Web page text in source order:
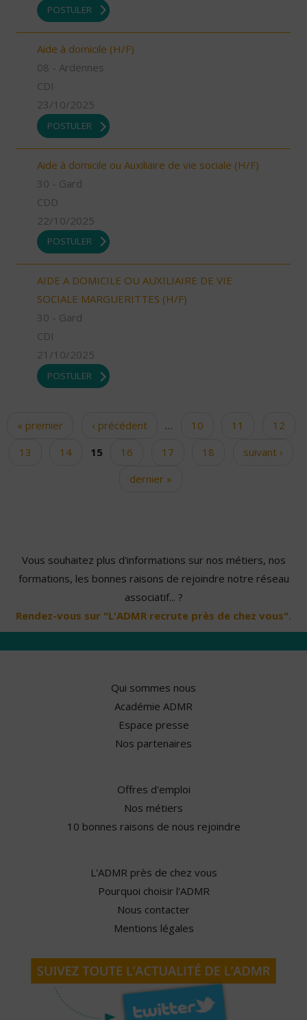
POSTULER
Aide à domicile (H/F)
08 - Ardennes
CDI
23/10/2025
POSTULER
Aide à domicile ou Auxiliaire de vie sociale (H/F)
30 - Gard
CDD
22/10/2025
POSTULER
AIDE A DOMICILE OU AUXILIAIRE DE VIE
SOCIALE MARGUERITTES (H/F)
30 - Gard
CDI
21/10/2025
POSTULER
Pages
« premier ‹ précédent … 10 11
12
13
14 15 16 17 18
suivant ›
dernier »
Vous souhaitez plus d'informations sur nos métiers, nos
formations, les bonnes raisons de rejoindre notre réseau
associatif... ?
Rendez-vous sur "L'ADMR recrute près de chez vous".
Qui sommes nous
Académie ADMR
Espace presse
Nos partenaires
Offres d'emploi
Nos métiers
10 bonnes raisons de nous rejoindre
L'ADMR près de chez vous
Pourquoi choisir l'ADMR
Nous contacter
Mentions légales